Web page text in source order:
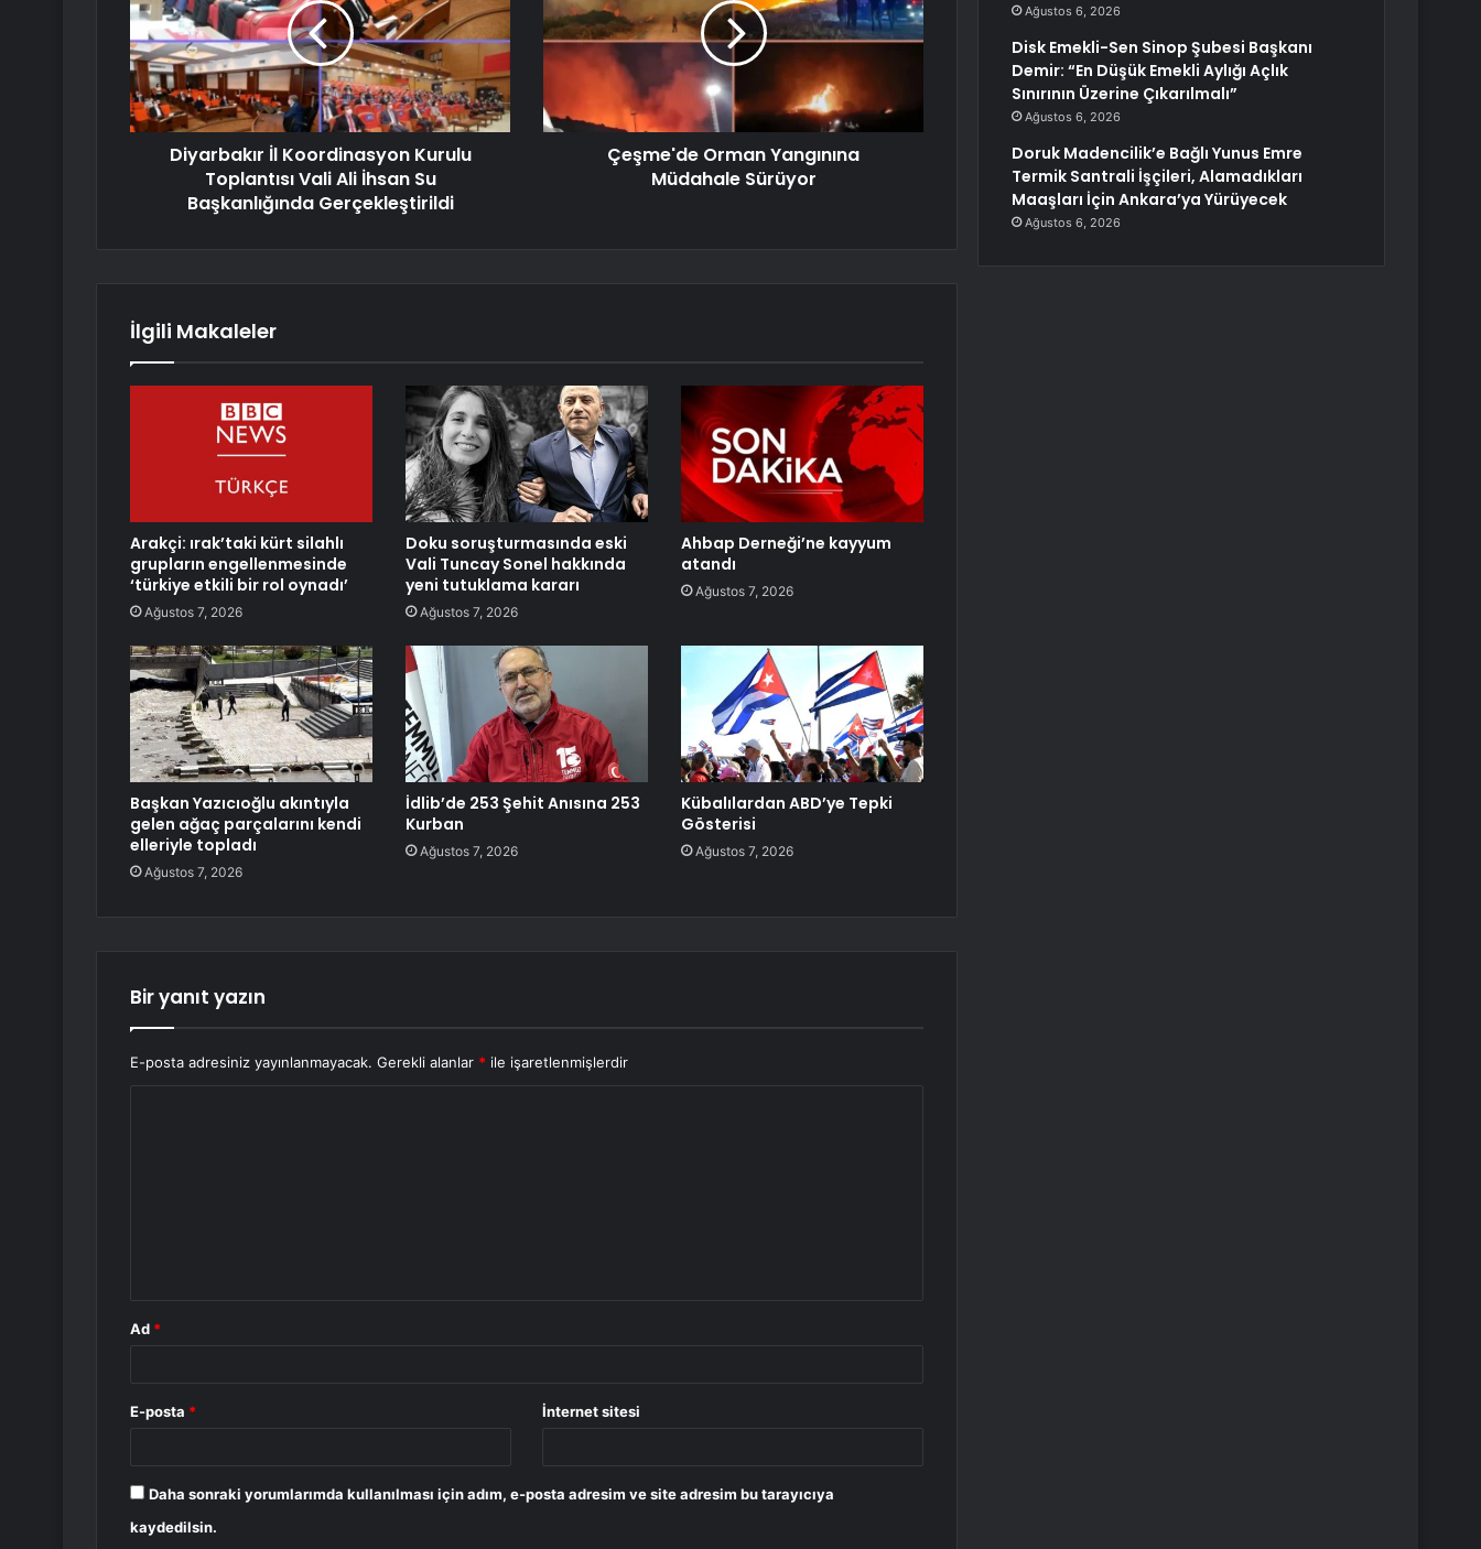
Diyarbakır İl Koordinasyon Kurulu
Toplantısı Vali Ali İhsan Su
Başkanlığında Gerçekleştirildi
Çeşme'de Orman Yangınına
Müdahale Sürüyor
İlgili Makaleler
Arakçi: ırak’taki kürt silahlı
grupların engellenmesinde
‘türkiye etkili bir rol oynadı’
Ağustos 7, 2026
Doku soruşturmasında eski
Vali Tuncay Sonel hakkında
yeni tutuklama kararı
Ağustos 7, 2026
Ahbap Derneği’ne kayyum
atandı
Ağustos 7, 2026
Başkan Yazıcıoğlu akıntıyla
gelen ağaç parçalarını kendi
elleriyle topladı
Ağustos 7, 2026
İdlib’de 253 Şehit Anısına 253
Kurban
Ağustos 7, 2026
Kübalılardan ABD’ye Tepki
Gösterisi
Ağustos 7, 2026
Bir yanıt yazın
E-posta adresiniz yayınlanmayacak. Gerekli alanlar * ile işaretlenmişlerdir
Ad *
E-posta * İnternet sitesi
Daha sonraki yorumlarımda kullanılması için adım, e-posta adresim ve site adresim bu tarayıcıya
kaydedilsin.
Ağustos 6, 2026
Disk Emekli-Sen Sinop Şubesi Başkanı
Demir: “En Düşük Emekli Aylığı Açlık
Sınırının Üzerine Çıkarılmalı”
Ağustos 6, 2026
Doruk Madencilik’e Bağlı Yunus Emre
Termik Santrali İşçileri, Alamadıkları
Maaşları İçin Ankara’ya Yürüyecek
Ağustos 6, 2026